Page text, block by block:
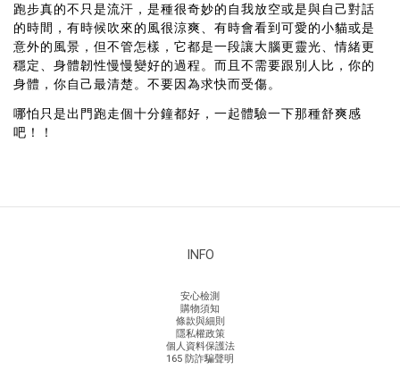
跑步真的不只是流汗，是種很奇妙的自我放空或是與自己對話
的時間，有時候吹來的風很涼爽、有時會看到可愛的小貓或是
意外的風景，但不管怎樣，它都是一段讓大腦更靈光、情緒更
穩定、身體韌性慢慢變好的過程。而且不需要跟別人比，你的
身體，你自己最清楚。不要因為求快而受傷。
哪怕只是出門跑走個十分鐘都好，一起體驗一下那種舒爽感
吧！！
INFO
安心檢測
購物須知
條款與細則
隱私權政策
個人資料保護法
165 防詐騙聲明